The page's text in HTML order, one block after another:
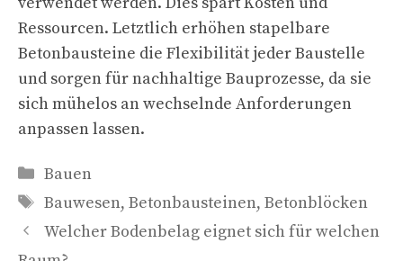
Ressourcen. Letztlich erhöhen stapelbare
Betonbausteine die Flexibilität jeder Baustelle
und sorgen für nachhaltige Bauprozesse, da sie
sich mühelos an wechselnde Anforderungen
anpassen lassen.
Kategorien
Bauen
Schlagwörter
Bauwesen, Betonbausteinen, Betonblöcken
Welcher Bodenbelag eignet sich für welchen